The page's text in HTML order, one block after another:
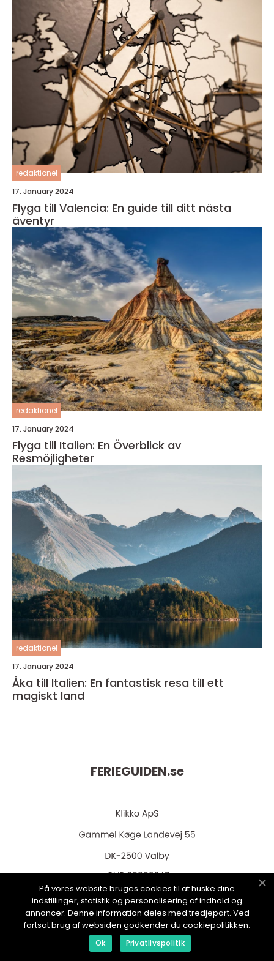
redaktionel
17. January 2024
Flyga till Valencia: En guide till ditt nästa
äventyr
redaktionel
17. January 2024
Flyga till Italien: En Överblick av
Resmöjligheter
redaktionel
17. January 2024
Åka till Italien: En fantastisk resa till ett
magiskt land
FERIEGUIDEN.se
web:www.klikko.dk
Menu
På vores website bruges cookies til at huske dine
indstillinger, statistik og personalisering af indhold og
annoncer. Denne information deles med tredjepart. Ved
fortsat brug af websiden godkender du cookiepolitikken.
Ok Privatlivspolitik